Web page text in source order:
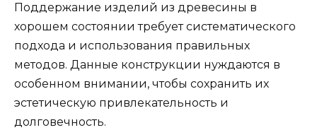
Поддержание изделий из древесины в
хорошем состоянии требует систематического
подхода и использования правильных
методов. Данные конструкции нуждаются в
особенном внимании, чтобы сохранить их
эстетическую привлекательность и
долговечность.